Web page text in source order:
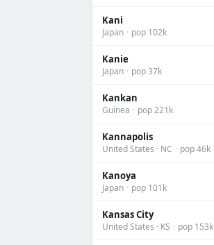
Kani
Japan · pop 102k
Kanie
Japan · pop 37k
Kankan
Guinea · pop 221k
Kannapolis
United States · NC · pop 46k
Kanoya
Japan · pop 101k
Kansas City
United States · KS · pop 153k